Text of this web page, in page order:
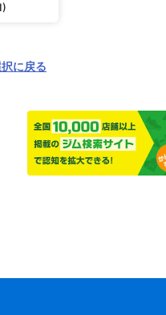
に戻る